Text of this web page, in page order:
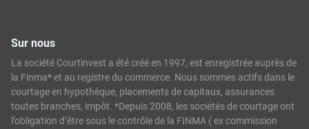
Sur nous
La société Courtinvest a été créé en 1997, est enregistrée auprès de
la Finma* et au registre du commerce. Nous sommes actifs dans le
courtage en hypothèque, placements de capitaux, assurances
toutes branches, impôt. *Depuis 2008, les sociétés de courtage ont
l’obligation d’être sous le contrôle de la FINMA ( ex commission